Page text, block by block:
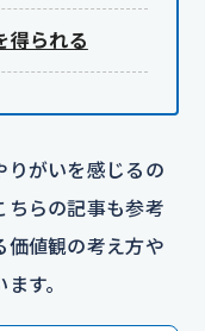
得られる
りがいを感じるの
ちらの記事も参考
価値観の考え方や
す。